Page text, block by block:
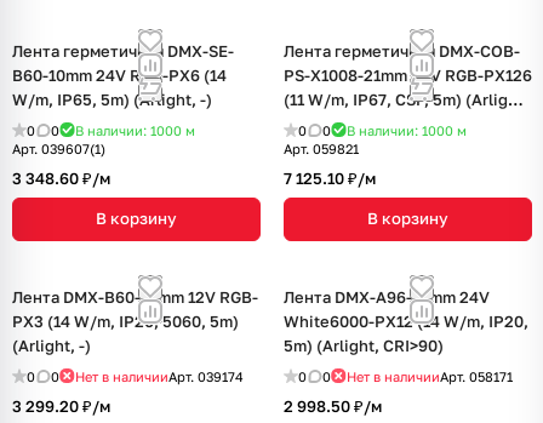
Лента герметичная DMX-SE-
B60-10mm 24V RGB-PX6 (14
W/m, IP65, 5m) (Arlight, -)
0 0 В наличии: 1000 м
Арт. 039607(1)
3 348.60 ₽/м
В корзину
Лента герметичная DMX-COB-
PS-X1008-21mm 24V RGB-PX126
(11 W/m, IP67, CSP, 5m) (Arlight,
-)0 0 В наличии: 1000 м
Арт. 059821
7 125.10 ₽/м
В корзину
Лента DMX-B60-10mm 12V RGB-
PX3 (14 W/m, IP20, 5060, 5m)
(Arlight, -)
0 0 Нет в наличииАрт. 039174
3 299.20 ₽/м
Лента DMX-A96-12mm 24V
White6000-PX12 (14 W/m, IP20,
5m) (Arlight, CRI>90)
0 0 Нет в наличииАрт. 058171
2 998.50 ₽/м